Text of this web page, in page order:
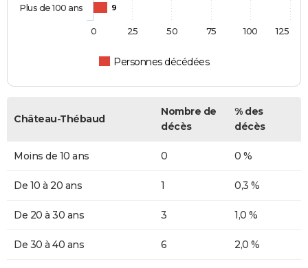
9
Personnes décédées
Plus de 100 ans
0 100
25 50 75 125
Château-Thébaud
Nombre de
décès
% des
décès
Moins de 10 ans 0 0 %
De 10 à 20 ans 1 0,3 %
De 20 à 30 ans 3 1,0 %
De 30 à 40 ans 6 2,0 %